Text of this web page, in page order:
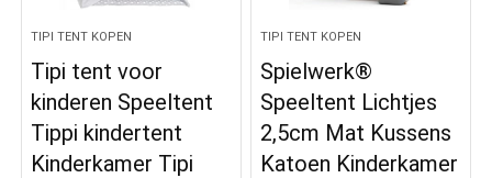
TIPI TENT KOPEN
Tipi tent voor
kinderen Speeltent
Tippi kindertent
Kinderkamer Tipi
TIPI TENT KOPEN
Spielwerk®
Speeltent Lichtjes
2,5cm Mat Kussens
Katoen Kinderkamer